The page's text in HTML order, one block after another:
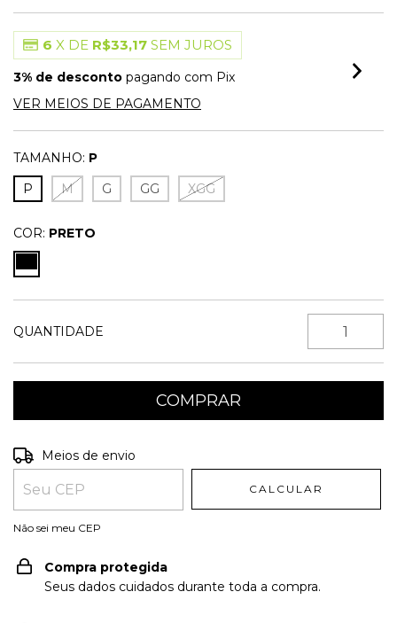
6 X DE R$33,17 SEM JUROS
3% de desconto pagando com Pix
VER MEIOS DE PAGAMENTO
TAMANHO: P
P
M G GG XGG
COR: PRETO
QUANTIDADE
Entregas para o CEP:
Meios de envio
CALCULAR
Não sei meu CEP
Compra protegida
Seus dados cuidados durante toda a compra.